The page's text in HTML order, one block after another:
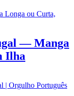
variantes.— Manga
Ilha